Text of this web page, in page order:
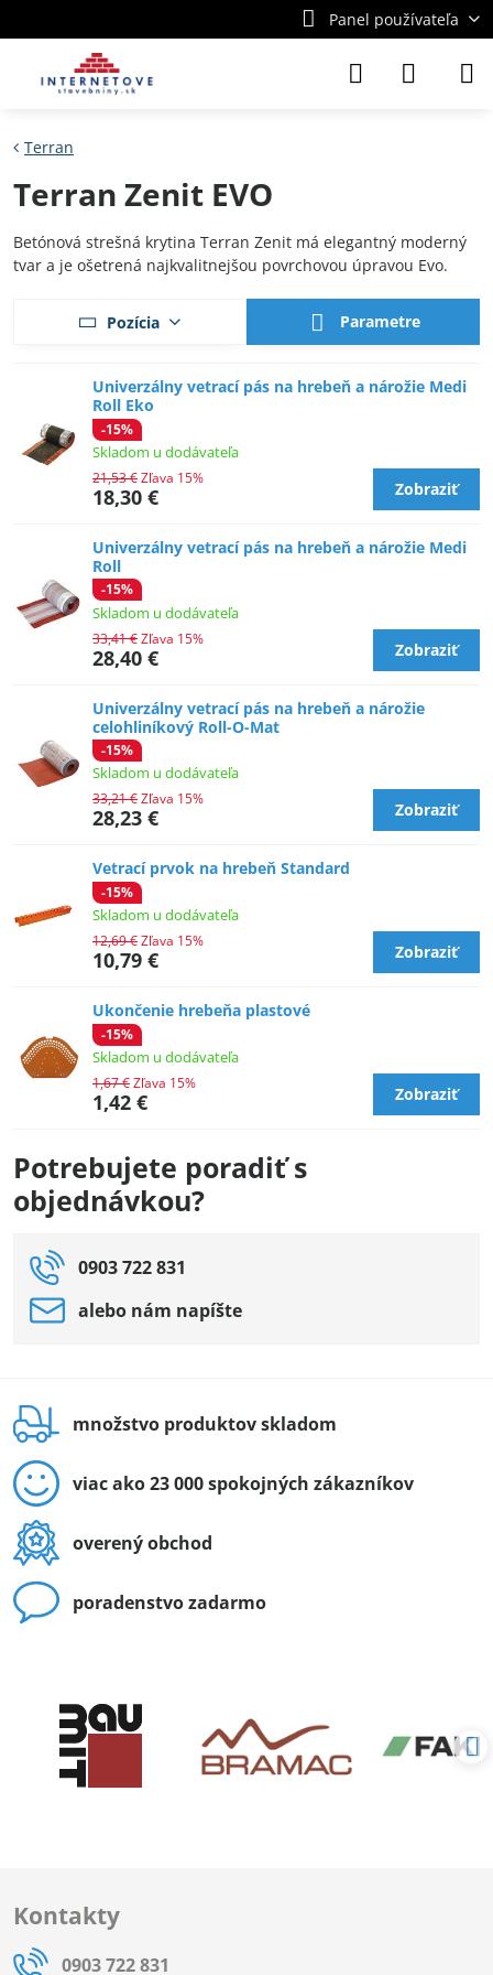
Panel používateľa
Terran
Terran Zenit EVO
Betónová strešná krytina Terran Zenit má elegantný moderný
tvar a je ošetrená najkvalitnejšou povrchovou úpravou Evo.
Pozícia Parametre
Univerzálny vetrací pás na hrebeň a nárožie Medi
Roll Eko
-15%
Skladom u dodávateľa
18,30 €
21,53 €Zľava 15%
Zobraziť
Univerzálny vetrací pás na hrebeň a nárožie Medi
Roll
-15%
Skladom u dodávateľa
28,40 €
33,41 €Zľava 15%
Zobraziť
Univerzálny vetrací pás na hrebeň a nárožie
celohliníkový Roll-O-Mat
-15%
Skladom u dodávateľa
28,23 €
33,21 €Zľava 15%
Zobraziť
Vetrací prvok na hrebeň Standard
-15%
Skladom u dodávateľa
10,79 €
12,69 €Zľava 15%
Zobraziť
Ukončenie hrebeňa plastové
-15%
Skladom u dodávateľa
1,42 €
1,67 €Zľava 15%
Zobraziť
Potrebujete poradiť s
objednávkou?
0903 722 831
alebo nám napíšte
množstvo produktov skladom
viac ako 23 000 spokojných zákazníkov
overený obchod
poradenstvo zadarmo
Kontakty
0903 722 831